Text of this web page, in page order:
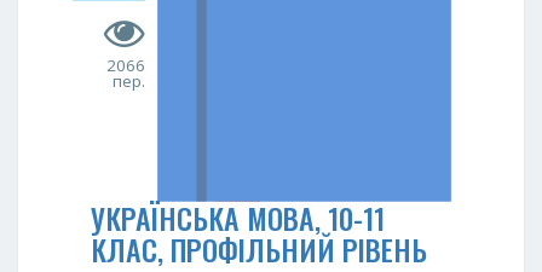
2066
пер.
УКРАЇНСЬКА МОВА, 10-11
КЛАС, ПРОФІЛЬНИЙ РІВЕНЬ